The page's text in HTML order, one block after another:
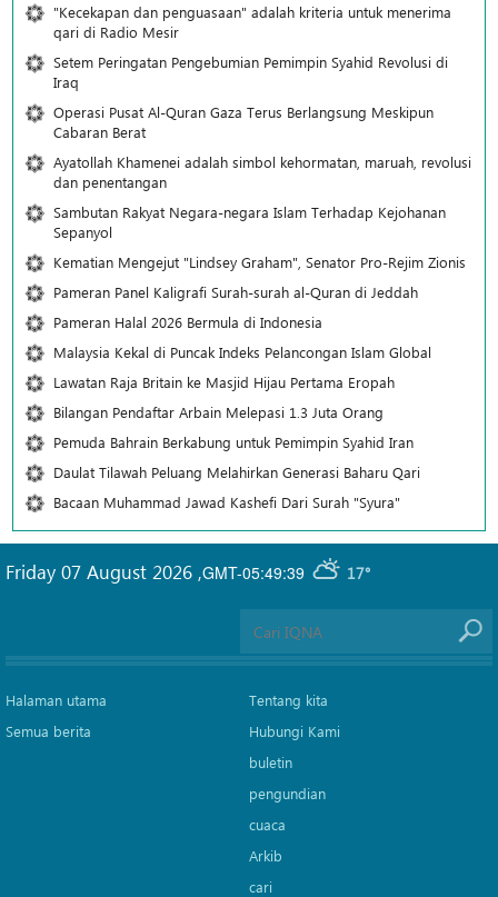
"Kecekapan dan penguasaan" adalah kriteria untuk menerima
qari di Radio Mesir
Setem Peringatan Pengebumian Pemimpin Syahid Revolusi di
Iraq
Operasi Pusat Al-Quran Gaza Terus Berlangsung Meskipun
Cabaran Berat
Ayatollah Khamenei adalah simbol kehormatan, maruah, revolusi
dan penentangan
Sambutan Rakyat Negara-negara Islam Terhadap Kejohanan
Sepanyol
Kematian Mengejut "Lindsey Graham", Senator Pro-Rejim Zionis
Pameran Panel Kaligrafi Surah-surah al-Quran di Jeddah
Pameran Halal 2026 Bermula di Indonesia
Malaysia Kekal di Puncak Indeks Pelancongan Islam Global
Lawatan Raja Britain ke Masjid Hijau Pertama Eropah
Bilangan Pendaftar Arbain Melepasi 1.3 Juta Orang
Pemuda Bahrain Berkabung untuk Pemimpin Syahid Iran
Daulat Tilawah Peluang Melahirkan Generasi Baharu Qari
Bacaan Muhammad Jawad Kashefi Dari Surah "Syura"
GMT-05:49:39 17°
Friday 07 August 2026 ,
Halaman utama
Semua berita
Tentang kita
Hubungi Kami
buletin
pengundian
cuaca
Arkib
cari